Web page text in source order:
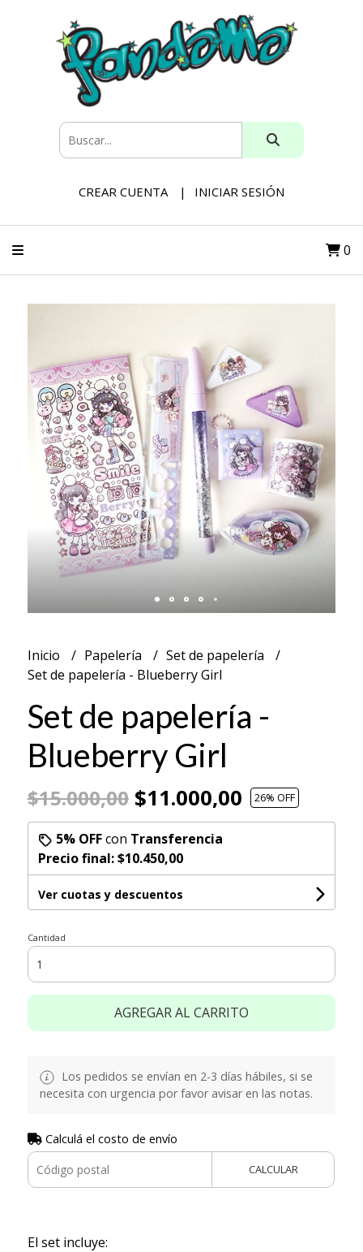
CREAR CUENTA INICIAR SESIÓN
0
Inicio Papelería
Set de papelería
Set de papelería - Blueberry Girl
Set de papelería -
Blueberry Girl
$15.000,00$11.000,00 26% OFF
5% OFFcon Transferencia
Precio final:$10.450,00
Ver cuotas y descuentos
Cantidad
AGREGAR AL CARRITO
Los pedidos se envían en 2-3 días hábiles, si se
necesita con urgencia por favor avisar en las notas.
Calculá el costo de envío
CALCULAR
El set incluye: